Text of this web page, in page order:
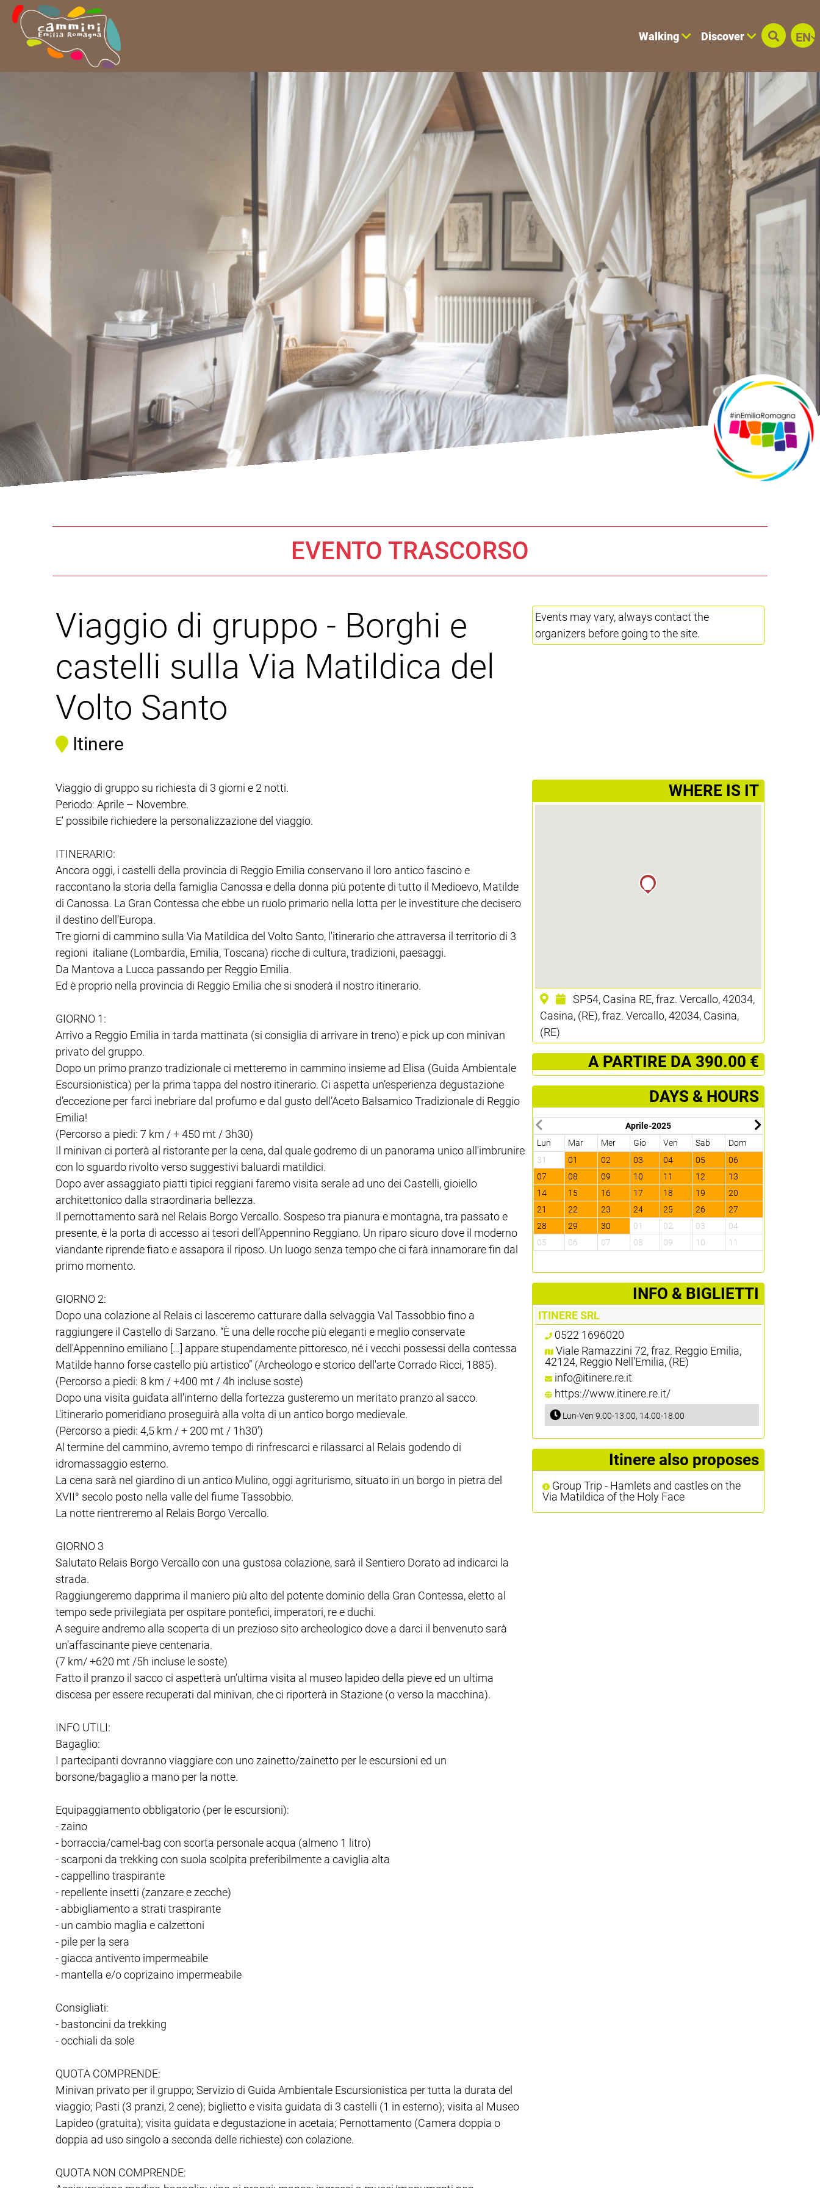
Walking Discover EN
EVENTO TRASCORSO
Viaggio di gruppo - Borghi e
castelli sulla Via Matildica del
Volto Santo
Itinere
Events may vary, always contact the
organizers before going to the site.
Viaggio di gruppo su richiesta di 3 giorni e 2 notti.
Periodo: Aprile – Novembre.
E' possibile richiedere la personalizzazione del viaggio.
ITINERARIO:
Ancora oggi, i castelli della provincia di Reggio Emilia conservano il loro antico fascino e
raccontano la storia della famiglia Canossa e della donna più potente di tutto il Medioevo, Matilde
di Canossa. La Gran Contessa che ebbe un ruolo primario nella lotta per le investiture che decisero
il destino dell’Europa.
Tre giorni di cammino sulla Via Matildica del Volto Santo, l'itinerario che attraversa il territorio di 3
regioni italiane (Lombardia, Emilia, Toscana) ricche di cultura, tradizioni, paesaggi.
Da Mantova a Lucca passando per Reggio Emilia.
Ed è proprio nella provincia di Reggio Emilia che si snoderà il nostro itinerario.
GIORNO 1:
Arrivo a Reggio Emilia in tarda mattinata (si consiglia di arrivare in treno) e pick up con minivan
privato del gruppo.
Dopo un primo pranzo tradizionale ci metteremo in cammino insieme ad Elisa (Guida Ambientale
Escursionistica) per la prima tappa del nostro itinerario. Ci aspetta un’esperienza degustazione
d’eccezione per farci inebriare dal profumo e dal gusto dell’Aceto Balsamico Tradizionale di Reggio
Emilia!
(Percorso a piedi: 7 km / + 450 mt / 3h30)
Il minivan ci porterà al ristorante per la cena, dal quale godremo di un panorama unico all'imbrunire
con lo sguardo rivolto verso suggestivi baluardi matildici.
Dopo aver assaggiato piatti tipici reggiani faremo visita serale ad uno dei Castelli, gioiello
architettonico dalla straordinaria bellezza.
Il pernottamento sarà nel Relais Borgo Vercallo. Sospeso tra pianura e montagna, tra passato e
presente, è la porta di accesso ai tesori dell’Appennino Reggiano. Un riparo sicuro dove il moderno
viandante riprende fiato e assapora il riposo. Un luogo senza tempo che ci farà innamorare fin dal
primo momento.
GIORNO 2:
Dopo una colazione al Relais ci lasceremo catturare dalla selvaggia Val Tassobbio fino a
raggiungere il Castello di Sarzano. “È una delle rocche più eleganti e meglio conservate
dell'Appennino emiliano […] appare stupendamente pittoresco, né i vecchi possessi della contessa
Matilde hanno forse castello più artistico” (Archeologo e storico dell'arte Corrado Ricci, 1885).
(Percorso a piedi: 8 km / +400 mt / 4h incluse soste)
Dopo una visita guidata all'interno della fortezza gusteremo un meritato pranzo al sacco.
L'itinerario pomeridiano proseguirà alla volta di un antico borgo medievale.
(Percorso a piedi: 4,5 km / + 200 mt / 1h30’)
Al termine del cammino, avremo tempo di rinfrescarci e rilassarci al Relais godendo di
idromassaggio esterno.
La cena sarà nel giardino di un antico Mulino, oggi agriturismo, situato in un borgo in pietra del
XVII° secolo posto nella valle del fiume Tassobbio.
La notte rientreremo al Relais Borgo Vercallo.
GIORNO 3
Salutato Relais Borgo Vercallo con una gustosa colazione, sarà il Sentiero Dorato ad indicarci la
strada.
Raggiungeremo dapprima il maniero più alto del potente dominio della Gran Contessa, eletto al
tempo sede privilegiata per ospitare pontefici, imperatori, re e duchi.
A seguire andremo alla scoperta di un prezioso sito archeologico dove a darci il benvenuto sarà
un’affascinante pieve centenaria.
(7 km/ +620 mt /5h incluse le soste)
Fatto il pranzo il sacco ci aspetterà un’ultima visita al museo lapideo della pieve ed un ultima
discesa per essere recuperati dal minivan, che ci riporterà in Stazione (o verso la macchina).
INFO UTILI:
Bagaglio:
I partecipanti dovranno viaggiare con uno zainetto/zainetto per le escursioni ed un
borsone/bagaglio a mano per la notte.
Equipaggiamento obbligatorio (per le escursioni):
- zaino
- borraccia/camel-bag con scorta personale acqua (almeno 1 litro)
- scarponi da trekking con suola scolpita preferibilmente a caviglia alta
- cappellino traspirante
- repellente insetti (zanzare e zecche)
- abbigliamento a strati traspirante
- un cambio maglia e calzettoni
- pile per la sera
- giacca antivento impermeabile
- mantella e/o coprizaino impermeabile
Consigliati:
- bastoncini da trekking
- occhiali da sole
QUOTA COMPRENDE:
Minivan privato per il gruppo; Servizio di Guida Ambientale Escursionistica per tutta la durata del
viaggio; Pasti (3 pranzi, 2 cene); biglietto e visita guidata di 3 castelli (1 in esterno); visita al Museo
Lapideo (gratuita); visita guidata e degustazione in acetaia; Pernottamento (Camera doppia o
doppia ad uso singolo a seconda delle richieste) con colazione.
QUOTA NON COMPRENDE:
­WHERE IS IT
SP54, Casina RE, fraz. Vercallo, 42034,
Casina, (RE), fraz. Vercallo, 42034, Casina,
(RE)
­ A PARTIRE DA 390.00 €
DAYS & HOURS
Aprile-2025
Lun
Mar Mer Gio Ven Sab
Dom
31
01 02 03 04 05
06
07
08 09 10 11 12
13
14
15 16 17 18 19
20
21
22 23 24 25 26
27
28
29 30 01 02 03
04
05
06 07 08 09 10 11
­INFO & BIGLIETTI
ITINERE SRL
0522 1696020
Viale Ramazzini 72, fraz. Reggio Emilia,
42124, Reggio Nell'Emilia, (RE)
info@itinere.re.it
https://www.itinere.re.it/
Lun-Ven 9.00-13.00, 14.00-18.00
Itinere also proposes
Group Trip - Hamlets and castles on the
Via Matildica of the Holy Face